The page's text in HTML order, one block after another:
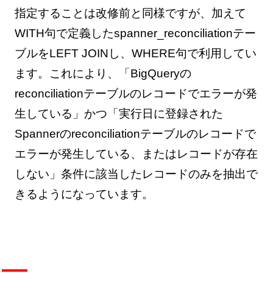
指定することは改修前と同様ですが、加えて
WITH句で定義したspanner_reconciliationテー
ブルをLEFT JOINし、WHERE句で利用してい
ます。これにより、「BigQueryの
reconciliationテーブルのレコードでエラーが発
生している」かつ「実行日に登録された
Spannerのreconciliationテーブルのレコードで
エラーが発生している、またはレコードが存在
しない」条件に該当したレコードのみを抽出で
きるようになっています。